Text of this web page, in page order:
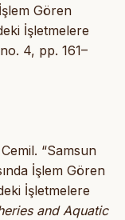
Gören
İşletmelere
4, pp. 161–
“Samsun
İşlem Gören
İşletmelere
and Aquatic